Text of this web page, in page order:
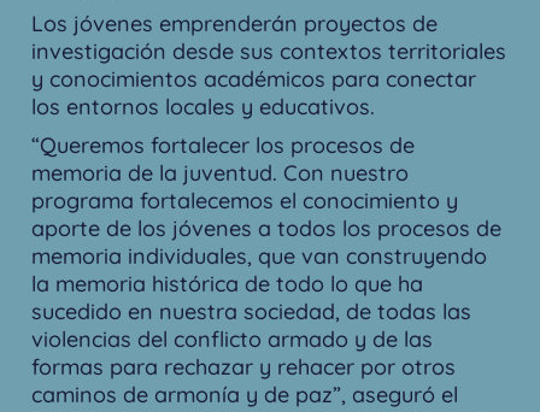
Los jóvenes emprenderán proyectos de
investigación desde sus contextos territoriales
y conocimientos académicos para conectar
los entornos locales y educativos.
“Queremos fortalecer los procesos de
memoria de la juventud. Con nuestro
programa fortalecemos el conocimiento y
aporte de los jóvenes a todos los procesos de
memoria individuales, que van construyendo
la memoria histórica de todo lo que ha
sucedido en nuestra sociedad, de todas las
violencias del conflicto armado y de las
formas para rechazar y rehacer por otros
caminos de armonía y de paz”, aseguró el